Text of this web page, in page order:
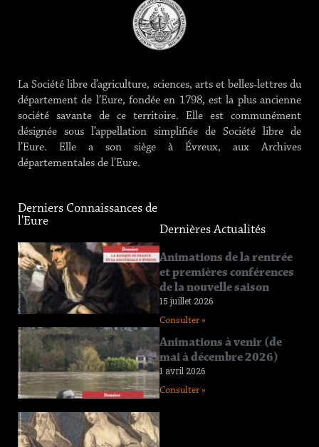
La Société libre d’agriculture, sciences, arts et belles-lettres du
département de l’Eure, fondée en 1798, est la plus ancienne
société savante de ce territoire. Elle est communément
désignée sous l’appellation simplifiée de Société libre de
l’Eure. Elle a son siège à Évreux, aux Archives
départementales de l’Eure.
Derniers Connaissances de
l'Eure
Connaissance
de l’Eure
n°219
12 juin 2026
Connaissance
de l’Eure
n°218
11 avril 2026
Dernières Actualités
Animations de la rentrée
et premières conférences
de la nouvelle saison
15 juillet 2026
Consulter »
Animations à venir (de
mai à décembre 2026)
1 avril 2026
Consulter »